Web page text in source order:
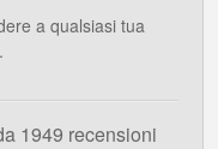
a qualsiasi tua
.
1949 recensioni